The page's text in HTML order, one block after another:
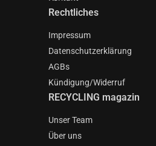
Rechtliches
Impressum
Datenschutzerklärung
AGBs
Kündigung/Widerruf
RECYCLING magazin
Unser Team
Über uns